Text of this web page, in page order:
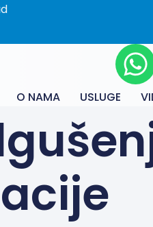
O NAMA USLUGE